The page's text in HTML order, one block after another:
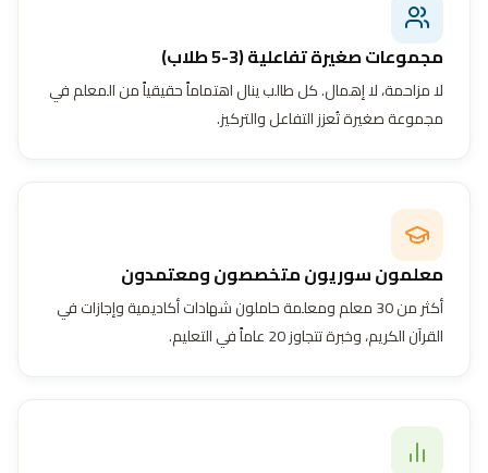
مجموعات صغيرة تفاعلية (3-5 طلاب)
لا مزاحمة، لا إهمال. كل طالب ينال اهتماماً حقيقياً من المعلم في
مجموعة صغيرة تُعزز التفاعل والتركيز.
معلمون سوريون متخصصون ومعتمدون
أكثر من 30 معلم ومعلمة حاملون شهادات أكاديمية وإجازات في
القرآن الكريم، وخبرة تتجاوز 20 عاماً في التعليم.